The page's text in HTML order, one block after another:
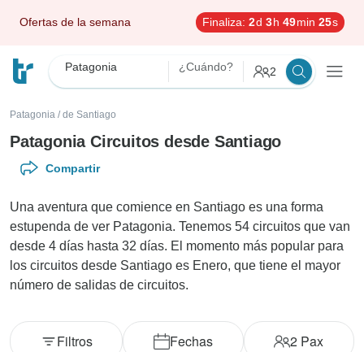
Ofertas de la semana Finaliza: 2d 3h 49min 23s
Patagonia ¿Cuándo? 2
Patagonia / de Santiago
Patagonia Circuitos desde Santiago
Compartir
Una aventura que comience en Santiago es una forma
estupenda de ver Patagonia. Tenemos 54 circuitos que van
desde 4 días hasta 32 días. El momento más popular para
los circuitos desde Santiago es Enero, que tiene el mayor
número de salidas de circuitos.
Fechas 2 Pax
Filtros